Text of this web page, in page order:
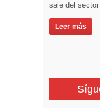
sale del
Leer más